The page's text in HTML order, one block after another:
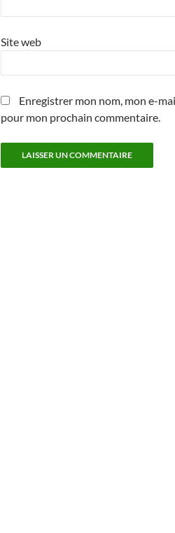
Site web
Enregistrer mon nom, mon e-
pour mon prochain commentaire.